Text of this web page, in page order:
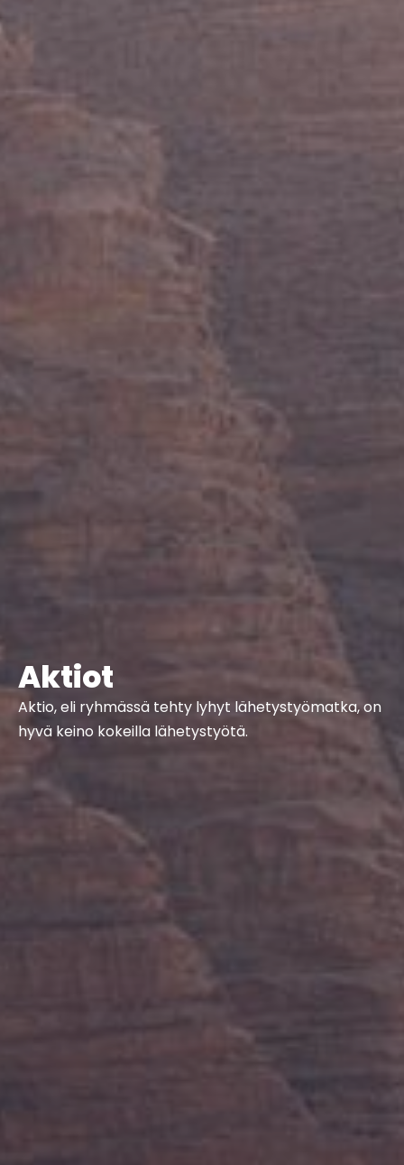
Aktiot
Aktio, eli ryhmässä tehty lyhyt lähetystyömatka, on
hyvä keino kokeilla lähetystyötä.